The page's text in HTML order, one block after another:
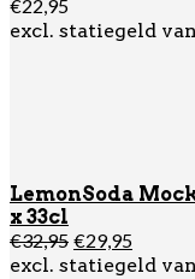
€22,95
excl. statiegeld van
LemonSoda
x 33cl
€32,95
prijs
€29,95
prijs
excl. statiegeld van